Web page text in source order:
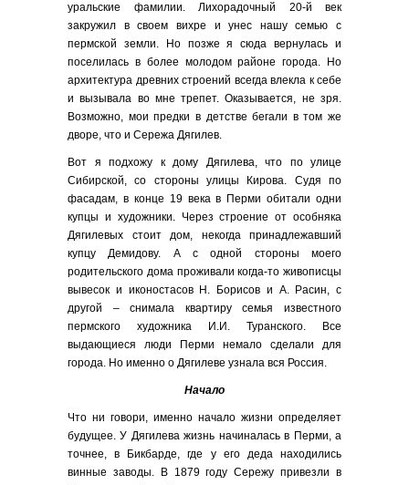
уральские фамилии. Лихорадочный 20-й век
закружил в своем вихре и унес нашу семью с
пермской земли. Но позже я сюда вернулась и
поселилась в более молодом районе города. Но
архитектура древних строений всегда влекла к себе
и вызывала во мне трепет. Оказывается, не зря.
Возможно, мои предки в детстве бегали в том же
дворе, что и Сережа Дягилев.
Вот я подхожу к дому Дягилева, что по улице
Сибирской, со стороны улицы Кирова. Судя по
фасадам, в конце 19 века в Перми обитали одни
купцы и художники. Через строение от особняка
Дягилевых стоит дом, некогда принадлежавший
купцу Демидову. А с одной стороны моего
родительского дома проживали когда-то живописцы
вывесок и иконостасов Н. Борисов и А. Расин, с
другой – снимала квартиру семья известного
пермского художника И.И. Туранского. Все
выдающиеся люди Перми немало сделали для
города. Но именно о Дягилеве узнала вся Россия.
Начало
Что ни говори, именно начало жизни определяет
будущее. У Дягилева жизнь начиналась в Перми, а
точнее, в Бикбарде, где у его деда находились
винные заводы. В 1879 году Сережу привезли в